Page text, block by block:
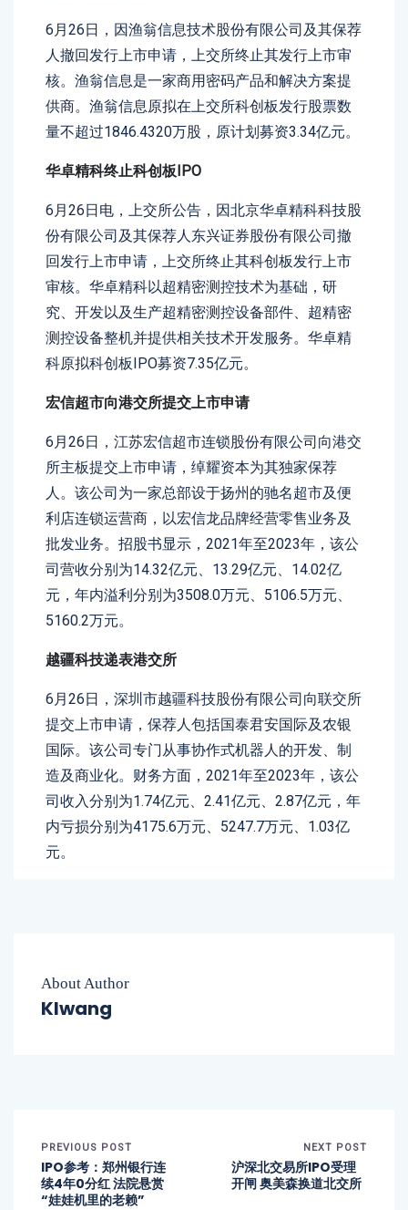
6月26日，因渔翁信息技术股份有限公司及其保荐
人撤回发行上市申请，上交所终止其发行上市审
核。渔翁信息是一家商用密码产品和解决方案提
供商。渔翁信息原拟在上交所科创板发行股票数
量不超过1846.4320万股，原计划募资3.34亿元。
华卓精科终止科创板IPO
6月26日电，上交所公告，因北京华卓精科科技股
份有限公司及其保荐人东兴证券股份有限公司撤
回发行上市申请，上交所终止其科创板发行上市
审核。华卓精科以超精密测控技术为基础，研
究、开发以及生产超精密测控设备部件、超精密
测控设备整机并提供相关技术开发服务。华卓精
科原拟科创板IPO募资7.35亿元。
宏信超市向港交所提交上市申请
6月26日，江苏宏信超市连锁股份有限公司向港交
所主板提交上市申请，绰耀资本为其独家保荐
人。该公司为一家总部设于扬州的驰名超市及便
利店连锁运营商，以宏信龙品牌经营零售业务及
批发业务。招股书显示，2021年至2023年，该公
司营收分别为14.32亿元、13.29亿元、14.02亿
元，年内溢利分别为3508.0万元、5106.5万元、
5160.2万元。
越疆科技递表港交所
6月26日，深圳市越疆科技股份有限公司向联交所
提交上市申请，保荐人包括国泰君安国际及农银
国际。该公司专门从事协作式机器人的开发、制
造及商业化。财务方面，2021年至2023年，该公
司收入分别为1.74亿元、2.41亿元、2.87亿元，年
内亏损分别为4175.6万元、5247.7万元、1.03亿
元。
About Author
Klwang
PREVIOUS POST
IPO参考：郑州银行连
续4年0分红 法院悬赏
“娃娃机里的老赖”
NEXT POST
沪深北交易所IPO受理
开闸 奥美森换道北交所